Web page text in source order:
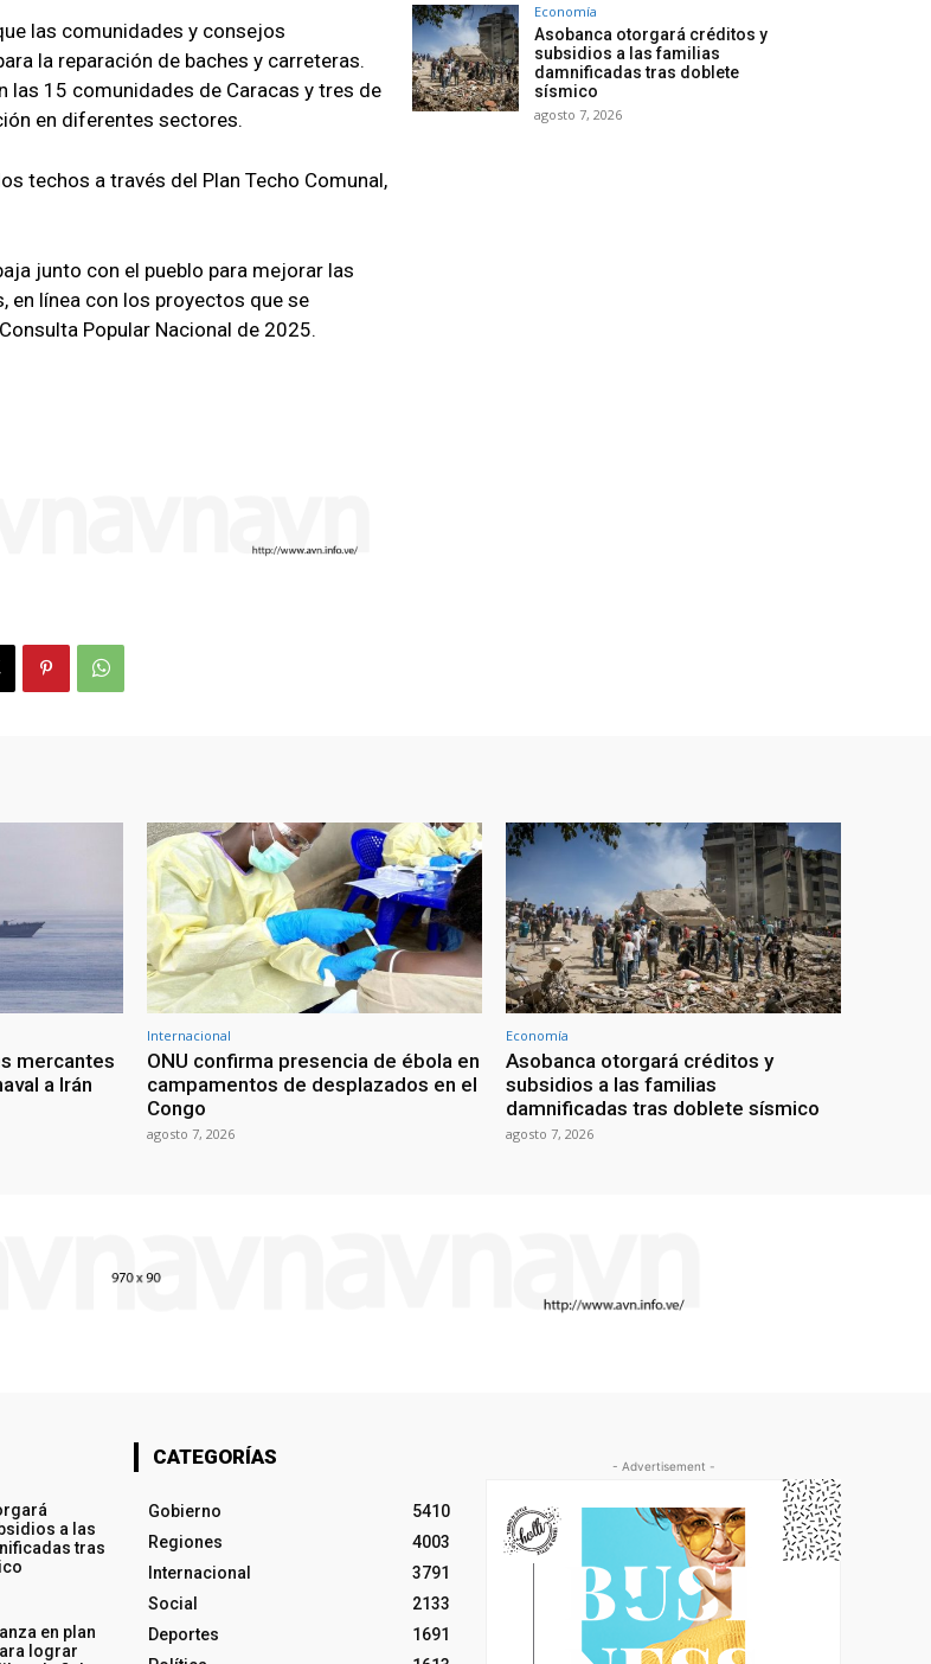
las comunidades y consejos
la reparación de baches y carreteras.
las 15 comunidades de Caracas y tres de
en diferentes sectores.
techos a través del Plan Techo Comunal,
junto con el pueblo para mejorar las
en línea con los proyectos que se
Popular Nacional de 2025.
Economía
Asobanca otorgará créditos y
subsidios a las familias
damnificadas tras doblete
sísmico
agosto 7, 2026
mercantes
a Irán
Internacional
ONU confirma presencia de ébola en
campamentos de desplazados en el
Congo
agosto 7, 2026
Economía
Asobanca otorgará créditos y
subsidios a las familias
damnificadas tras doblete sísmico
agosto 7, 2026
a las
tras
en plan
lograr
CATEGORÍAS
Gobierno
5410
Regiones
4003
Internacional
3791
Social
2133
Deportes
1691
- Advertisement -